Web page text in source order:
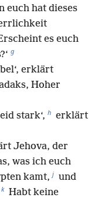
euch hat dieses
es euch
g
erklärt
Hoher
stark‘, h erklärt
Jehova, der
was ich euch
kamt, j und
k Habt keine